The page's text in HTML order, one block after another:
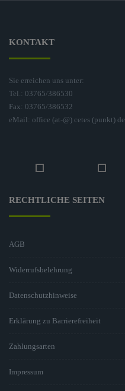
KONTAKT
Sie erreichen uns unter:
Tel.: 03765/386530
Fax: 03765/386532
eMail: office (at-@) cetes (punkt) de
RECHTLICHE SEITEN
AGB
Widerrufsbelehrung
Datenschutzhinweise
Erklärung zu Barrierefreiheit
Zahlungsarten
Impressum